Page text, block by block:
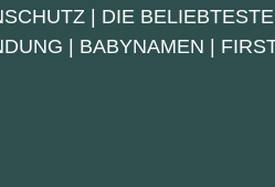
| DIE
BABYNAMEN